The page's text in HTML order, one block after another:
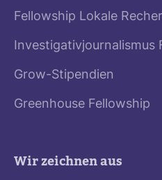
Fellowship Lokale
Investigativjournalismus
Grow-Stipendien
Greenhouse Fellowship
Wir zeichnen aus